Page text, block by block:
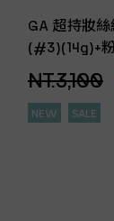
GA 超持妝
(#3)(14g)+
NT.3,100
NEW SALE